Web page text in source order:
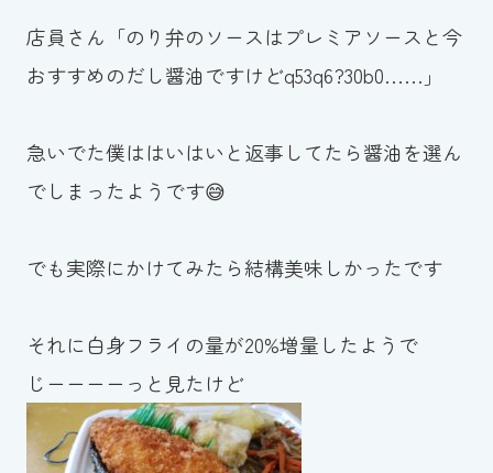
店員さん「のり弁のソースはプレミアソースと今
おすすめのだし醤油ですけどq53q6?30b0……」
急いでた僕ははいはいと返事してたら醤油を選ん
でしまったようです😅
でも実際にかけてみたら結構美味しかったです
それに白身フライの量が20%増量したようで
じーーーーっと見たけど